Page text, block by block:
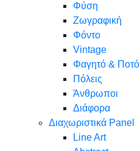
Φύση
Ζωγραφική
Φόντο
Vintage
Φαγητό & Ποτό
Πόλεις
Άνθρωποι
Διάφορα
Διαχωριστικά Panel
Line Art